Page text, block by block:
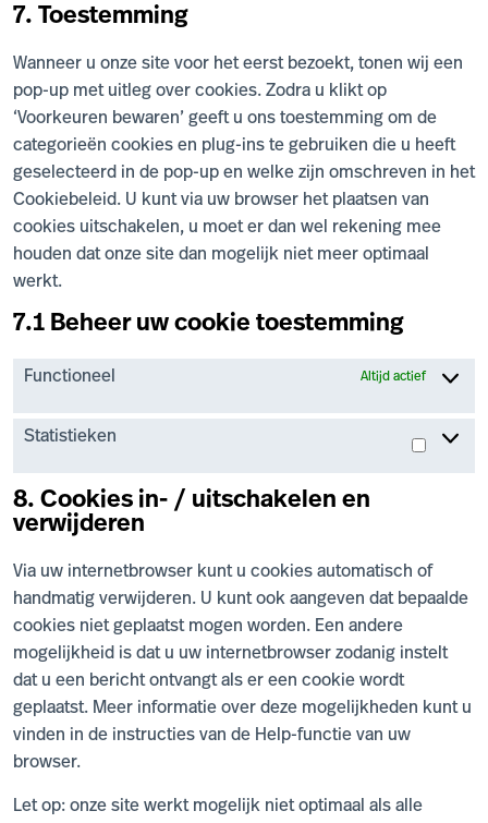
diversen
7. Toestemming
Wanneer u onze site voor het eerst bezoekt, tonen wij een
pop-up met uitleg over cookies. Zodra u klikt op
‘Voorkeuren bewaren’ geeft u ons toestemming om de
categorieën cookies en plug-ins te gebruiken die u heeft
geselecteerd in de pop-up en welke zijn omschreven in het
Cookiebeleid. U kunt via uw browser het plaatsen van
cookies uitschakelen, u moet er dan wel rekening mee
houden dat onze site dan mogelijk niet meer optimaal
werkt.
7.1 Beheer uw cookie toestemming
Functioneel Altijd actief
Statistieken
8. Cookies in- / uitschakelen en
verwijderen
Via uw internetbrowser kunt u cookies automatisch of
handmatig verwijderen. U kunt ook aangeven dat bepaalde
cookies niet geplaatst mogen worden. Een andere
mogelijkheid is dat u uw internetbrowser zodanig instelt
dat u een bericht ontvangt als er een cookie wordt
geplaatst. Meer informatie over deze mogelijkheden kunt u
vinden in de instructies van de Help-functie van uw
browser.
Let op: onze site werkt mogelijk niet optimaal als alle